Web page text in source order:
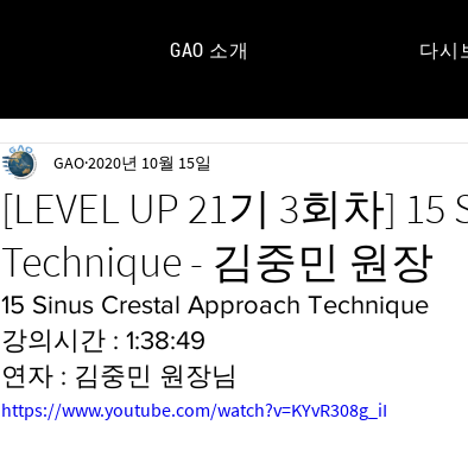
FORUM
GAO 소개 다시
[LEVEL UP 21기 3회차] 15
Technique - 김중민 원장
GAO2020년 10월 15일
15 Sinus Crestal Approach Technique
강의시간 : 1:38:49
연자 : 김중민 원장님
https://www.youtube.com/watch?v=KYvR308g_iI